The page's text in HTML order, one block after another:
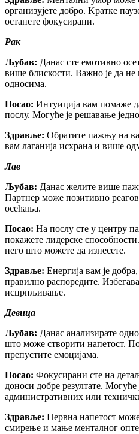
организујете добро. Kратке
останете фокусирани.
Рак
Љубав: Данас сте емотивно
више блискости. Важно је да не
односима.
Посао: Интуиција вам помаже
послу. Могуће је решавање
Здравље: Обратите пажњу на
вам лаганија исхрана и више
Лав
Љубав: Данас желите више
Партнер може позитивно
осећања.
Посао: На послу сте у центру
покажете лидерске
него што можете да изнесете.
Здравље: Енергија вам је
правилно распоредите.
исцрпљивање.
Девица
Љубав: Данас анализирате
што може створити напетост.
препустите емоцијама.
Посао: Фокусирани сте на
доноси добре резултате.
административних или
Здравље: Нервна напетост
смирење и мање менталног